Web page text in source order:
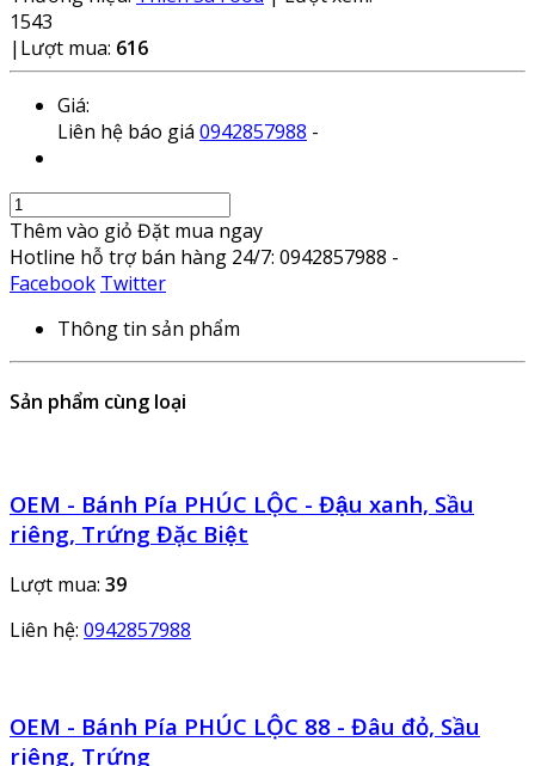
1543
| Lượt mua: 616
Giá:
Liên hệ báo giá 0942857988 -
Thêm vào giỏ Đặt mua ngay
Hotline hỗ trợ bán hàng 24/7: 0942857988 -
Facebook Twitter
Thông tin sản phẩm
Sản phẩm cùng loại
OEM - Bánh Pía PHÚC LỘC - Đậu xanh, Sầu
riêng, Trứng Đặc Biệt
Lượt mua: 39
Liên hệ: 0942857988
OEM - Bánh Pía PHÚC LỘC 88 - Đâu đỏ, Sầu
riêng, Trứng